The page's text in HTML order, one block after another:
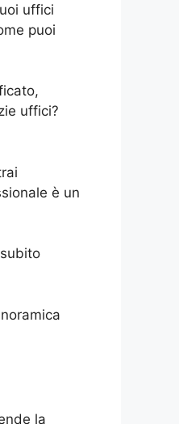
uffici
puoi
uffici?
è un
la